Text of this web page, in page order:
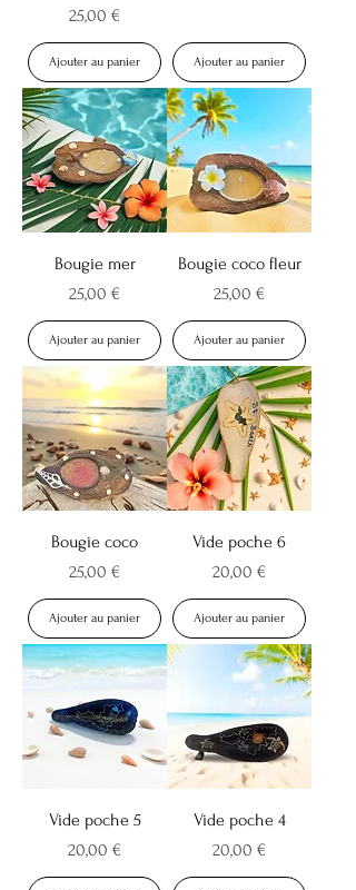
Prix
25,00 €
Ajouter au panier Ajouter au panier
Bougie mer
Prix
25,00 €
Ajouter au panier
Bougie coco fleur
Prix
25,00 €
Ajouter au panier
Bougie coco
Prix
25,00 €
Ajouter au panier
Vide poche 6
Prix
20,00 €
Ajouter au panier
Vide poche 5
Prix
20,00 €
Vide poche 4
Prix
20,00 €